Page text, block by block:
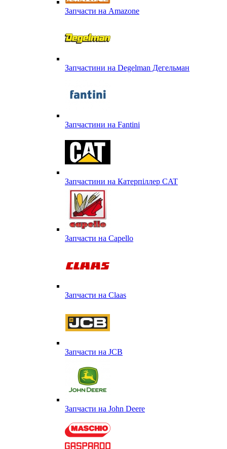
Запчасти на Amazone
Запчастини на Degelman Дегельман
Запчастини на Fantini
Запчастини на Катерпіллер CAT
Запчасти на Capello
Запчасти на Сlaas
Запчасти на JCB
Запчасти на John Deere